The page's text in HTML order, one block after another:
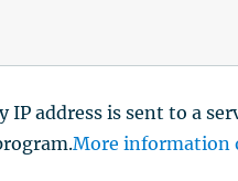
address is sent to a
More information